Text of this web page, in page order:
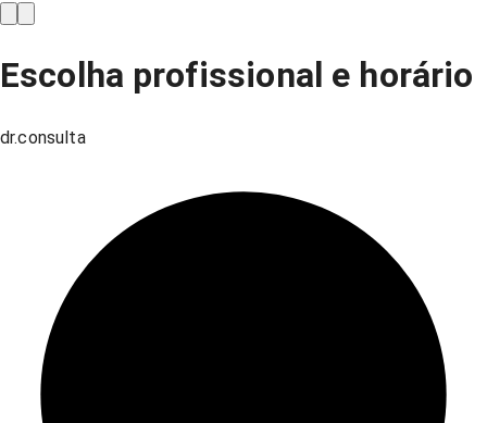
Escolha profissional e horário
dr.consulta